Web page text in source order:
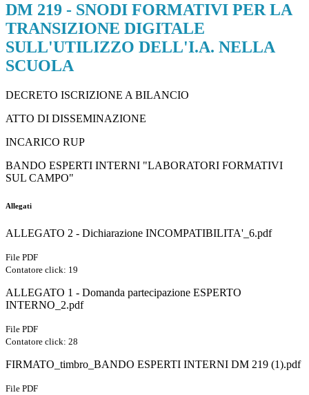
DM 219 - SNODI FORMATIVI PER LA
TRANSIZIONE DIGITALE
SULL'UTILIZZO DELL'I.A. NELLA
SCUOLA
DECRETO ISCRIZIONE A BILANCIO
ATTO DI DISSEMINAZIONE
INCARICO RUP
BANDO ESPERTI INTERNI "LABORATORI FORMATIVI
SUL CAMPO"
Allegati
ALLEGATO 2 - Dichiarazione INCOMPATIBILITA'_6.pdf
File PDF
Contatore click: 19
ALLEGATO 1 - Domanda partecipazione ESPERTO
INTERNO_2.pdf
File PDF
Contatore click: 28
FIRMATO_timbro_BANDO ESPERTI INTERNI DM 219 (1).pdf
File PDF